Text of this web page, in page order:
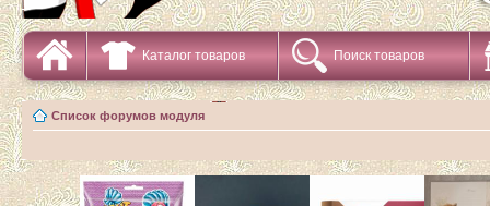
Каталог товаров Поиск товаров
Список форумов модуля